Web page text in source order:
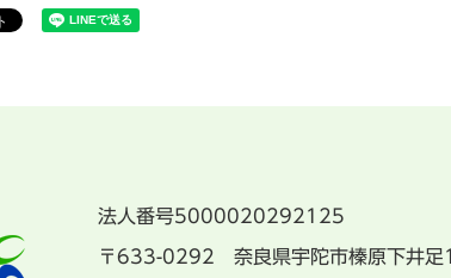
法人番号5000020292125
〒633-0292 奈良県宇陀市榛原下井足